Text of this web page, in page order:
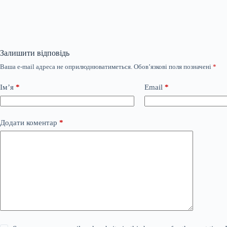
Залишити відповідь
Ваша e-mail адреса не оприлюднюватиметься. Обов’язкові поля позначені *
Ім’я * Email *
Додати коментар *